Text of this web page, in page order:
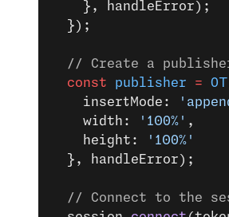
    }, handleError);
  });
// Create a
  const
publisher = OT
    insertMode:
    width:
'100%' ,
    height:
'100%'
  }, handleError);
// Connect to the